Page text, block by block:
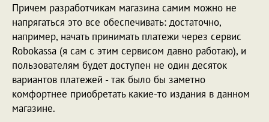
Причем разработчикам магазина самим можно не
напрягаться это все обеспечивать: достаточно,
например, начать принимать платежи через сервис
Robokassa (я сам с этим сервисом давно работаю), и
пользователям будет доступен не один десяток
вариантов платежей - так было бы заметно
комфортнее приобретать какие-то издания в данном
магазине.